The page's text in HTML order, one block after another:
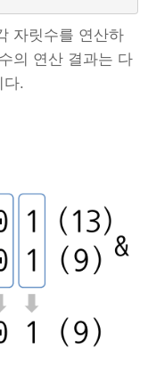
자릿수를 연산하
의 연산 결과는 다
다.